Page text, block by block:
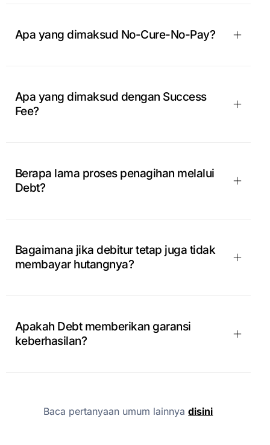
Apa yang dimaksud No-Cure-No-Pay?
Apa yang dimaksud dengan Success
Fee?
Berapa lama proses penagihan melalui
Debt?
Bagaimana jika debitur tetap juga tidak
membayar hutangnya?
Apakah Debt memberikan garansi
keberhasilan?
Baca pertanyaan umum lainnyadisini